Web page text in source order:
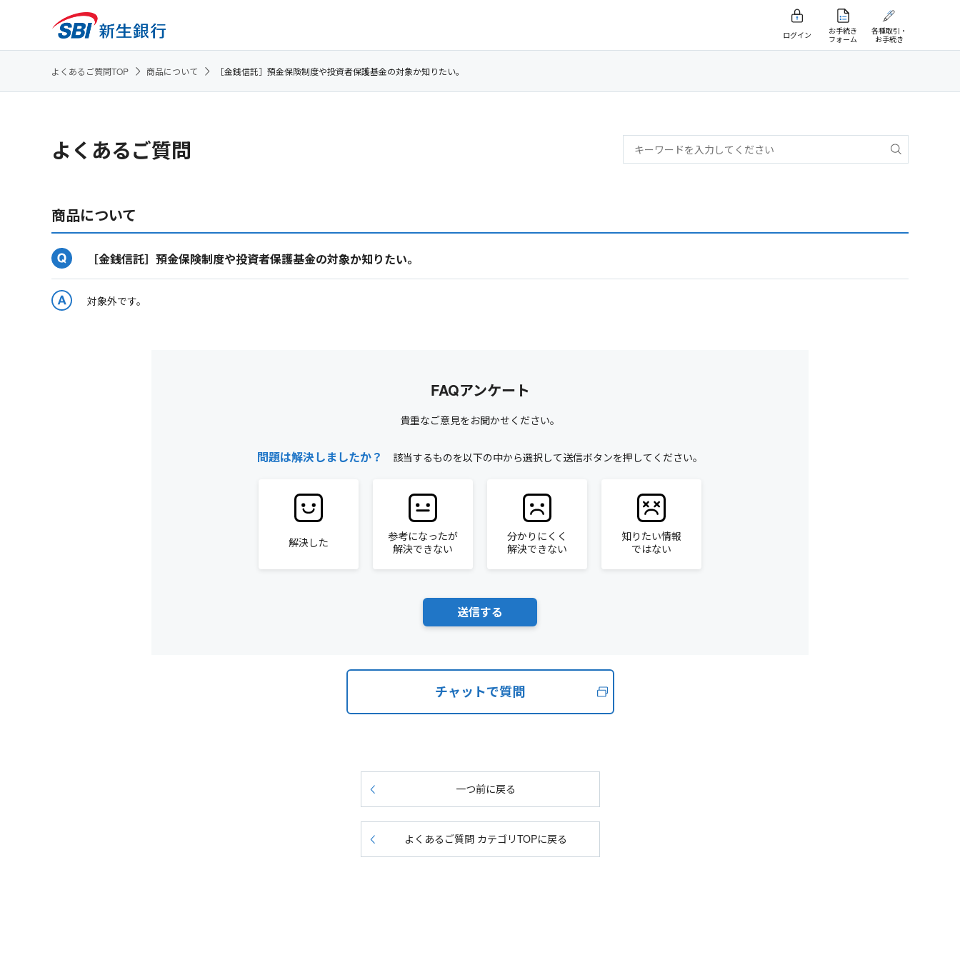
ログイン
お手続き
フォーム
各種取引・
お手続き
よくあるご質問TOP 商品について ［金銭信託］預金保険制度や投資者保護基金の対象か知りたい。
よくあるご質問
商品について
［金銭信託］預金保険制度や投資者保護基金の対象か知りたい。
対象外です。
FAQアンケート
貴重なご意見をお聞かせください。
問題は解決しましたか？ 該当するものを以下の中から選択して送信ボタンを押してください。
解決した
参考になったが
解決できない
分かりにくく
解決できない
知りたい情報
ではない
チャットで質問
一つ前に戻る
よくあるご質問 カテゴリTOPに戻る